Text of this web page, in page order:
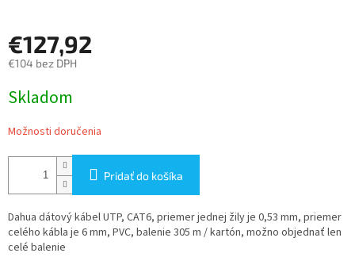
€127,92
€104 bez DPH
cena:
Skladom
Možnosti doručenia
Pridať do košíka
Dahua dátový kábel UTP, CAT6, priemer jednej žily je 0,53 mm, priemer
celého kábla je 6 mm, PVC, balenie 305 m / kartón, možno objednať len
celé balenie